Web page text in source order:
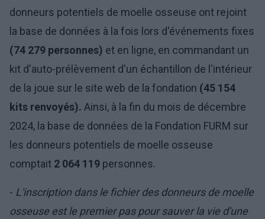
donneurs potentiels de moelle osseuse ont rejoint
la base de données à la fois lors d'événements fixes
(74 279 personnes) et en ligne, en commandant un
kit d'auto-prélèvement d'un échantillon de l'intérieur
de la joue sur le site web de la fondation (45 154
kits renvoyés). Ainsi, à la fin du mois de décembre
2024, la base de données de la Fondation FURM sur
les donneurs potentiels de moelle osseuse
comptait 2 064 119 personnes.
- L'inscription dans le fichier des donneurs de moelle
osseuse est le premier pas pour sauver la vie d'une